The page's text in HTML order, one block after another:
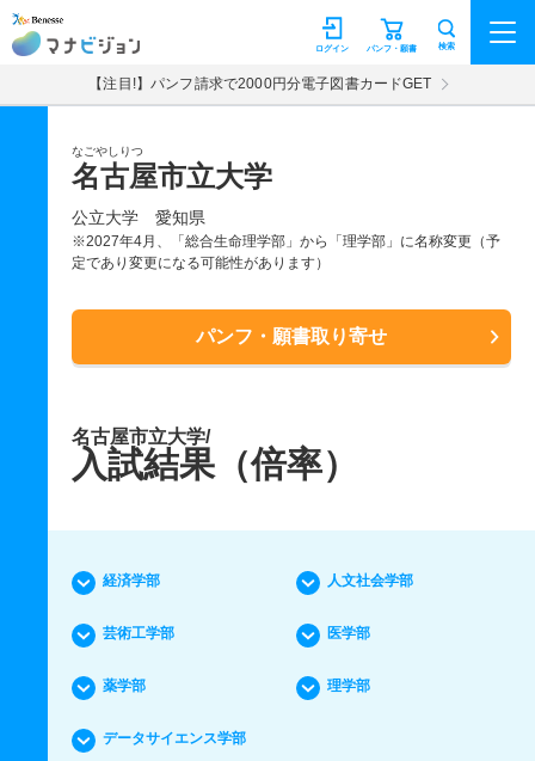
マナビジョン パンフ・願書
ログイン 検索
【注目!】パンフ請求で2000円分電子図書カードGET
なごやしりつ
名古屋市立大学
公立大学 愛知県
※2027年4月、「総合生命理学部」から「理学部」に名称変更（予
定であり変更になる可能性があります）
パンフ・願書取り寄せ
名古屋市立大学/
入試結果（倍率）
経済学部 人文社会学部
芸術工学部 医学部
薬学部 理学部
データサイエンス学部